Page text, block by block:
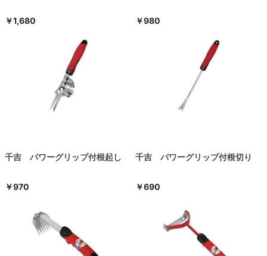
￥1,680 ￥980
千吉 パワーグリップ付根起し
￥970
千吉 パワーグリップ付根切り
￥690